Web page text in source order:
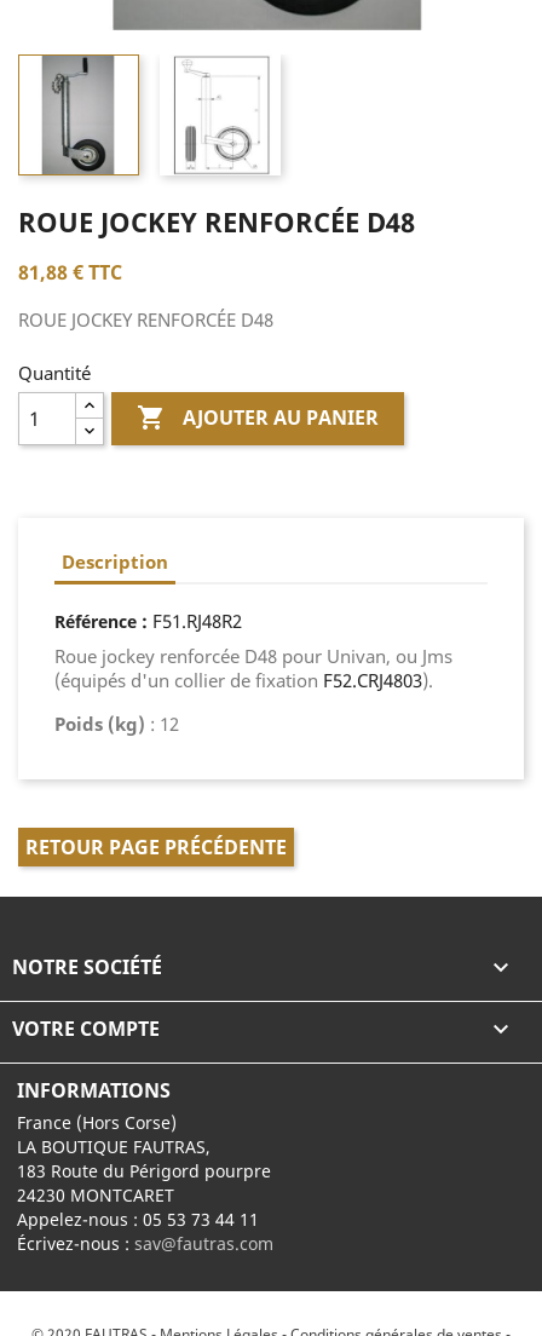
ROUE JOCKEY RENFORCÉE D48
81,88 €TTC
ROUE JOCKEY RENFORCÉE D48
Quantité
 AJOUTER AU PANIER
Description
Référence : F51.RJ48R2
Roue jockey renforcée D48 pour Univan, ou Jms
(équipés d'un collier de fixation F52.CRJ4803).
Poids (kg) : 12
RETOUR PAGE PRÉCÉDENTE
NOTRE SOCIÉTÉ 
VOTRE COMPTE 
INFORMATIONS
France (Hors Corse)
LA BOUTIQUE FAUTRAS,
183 Route du Périgord pourpre
24230 MONTCARET
Appelez-nous :05 53 73 44 11
Écrivez-nous :sav@fautras.com